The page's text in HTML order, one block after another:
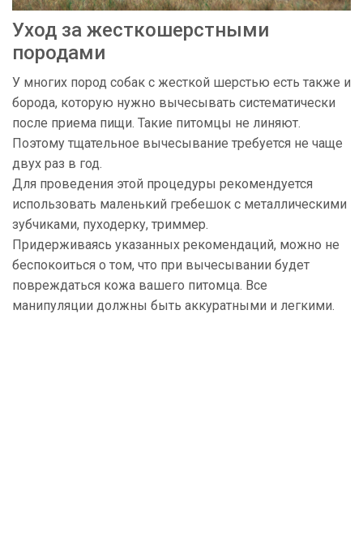
Уход за жесткошерстными
породами
У многих пород собак с жесткой шерстью есть также и
борода, которую нужно вычесывать систематически
после приема пищи. Такие питомцы не линяют.
Поэтому тщательное вычесывание требуется не чаще
двух раз в год.
Для проведения этой процедуры рекомендуется
использовать маленький гребешок с металлическими
зубчиками, пуходерку, триммер.
Придерживаясь указанных рекомендаций, можно не
беспокоиться о том, что при вычесывании будет
повреждаться кожа вашего питомца. Все
манипуляции должны быть аккуратными и легкими.